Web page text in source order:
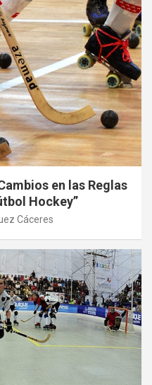
en las Reglas
Hockey”
Cáceres